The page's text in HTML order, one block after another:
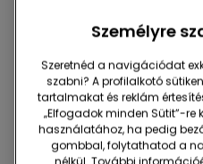
Személyre
Szeretnéd a navigációdat
szabni? A profilalkotó
tartalmakat és reklám
„Elfogadok minden Sütit”-
használatához, ha pedig
gombbal, folytathatod a